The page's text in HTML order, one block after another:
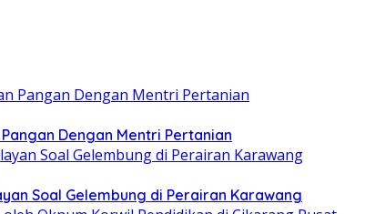
Dengan Mentri Pertanian
Soal Gelembung di Perairan Karawang